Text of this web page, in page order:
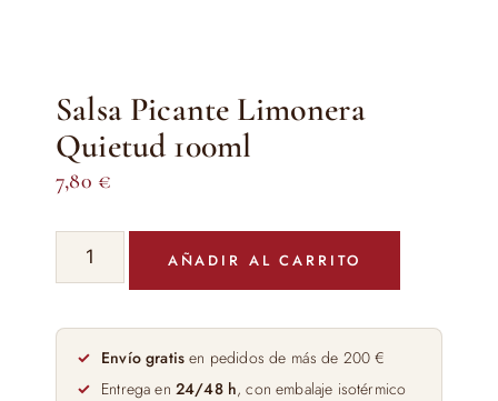
Salsa Picante Limonera
Quietud 100ml
7,80 €
Salsa
Picante
Quietud
100ml
cantidad
AÑADIR AL CARRITO
Envío gratis en pedidos de más de 200 €
Entrega en 24/48 h, con embalaje isotérmico